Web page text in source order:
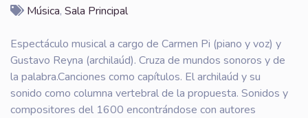
Música, Sala Principal
Espectáculo musical a cargo de Carmen Pi (piano y voz) y
Gustavo Reyna (archilaúd). Cruza de mundos sonoros y de
la palabra.Canciones como capítulos. El archilaúd y su
sonido como columna vertebral de la propuesta. Sonidos y
compositores del 1600 encontrándose con autores